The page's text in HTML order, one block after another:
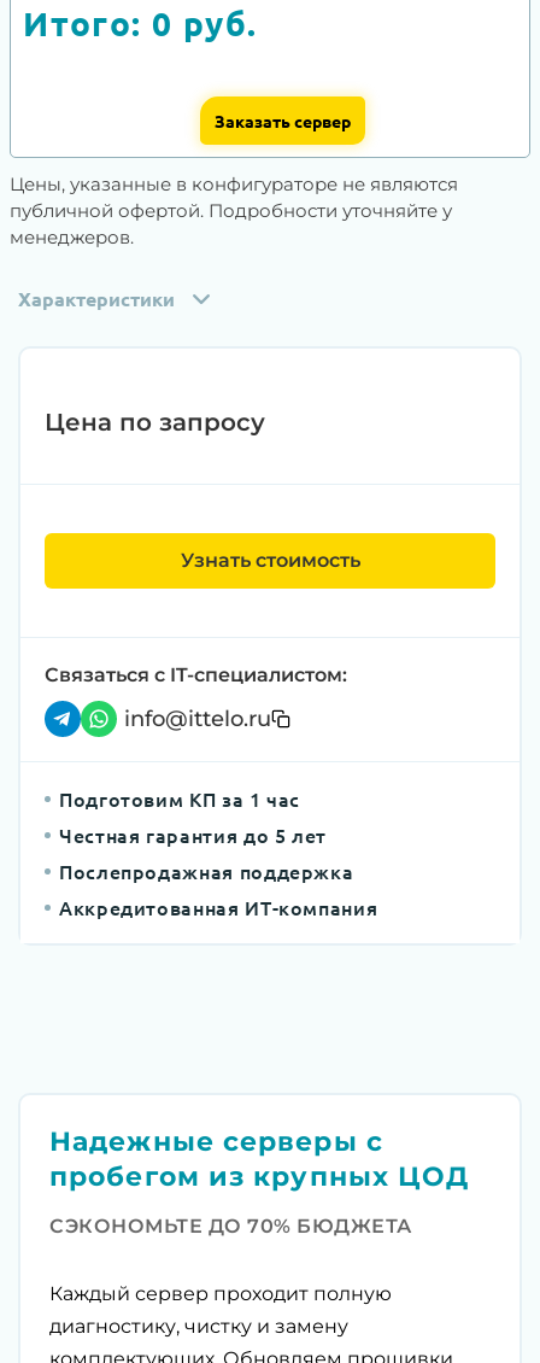
Итого: 0 руб.
Заказать сервер
Цены, указанные в конфигураторе не являются
публичной офертой. Подробности уточняйте у
менеджеров.
Характеристики
Цена по запросу
Узнать стоимость
Связаться с IT-специалистом:
info@ittelo.ru
Подготовим КП за 1 час
Честная гарантия до 5 лет
Послепродажная поддержка
Аккредитованная ИТ-компания
Надежные серверы с
пробегом из крупных ЦОД
СЭКОНОМЬТЕ ДО 70% БЮДЖЕТА
Каждый сервер проходит полную
диагностику, чистку и замену